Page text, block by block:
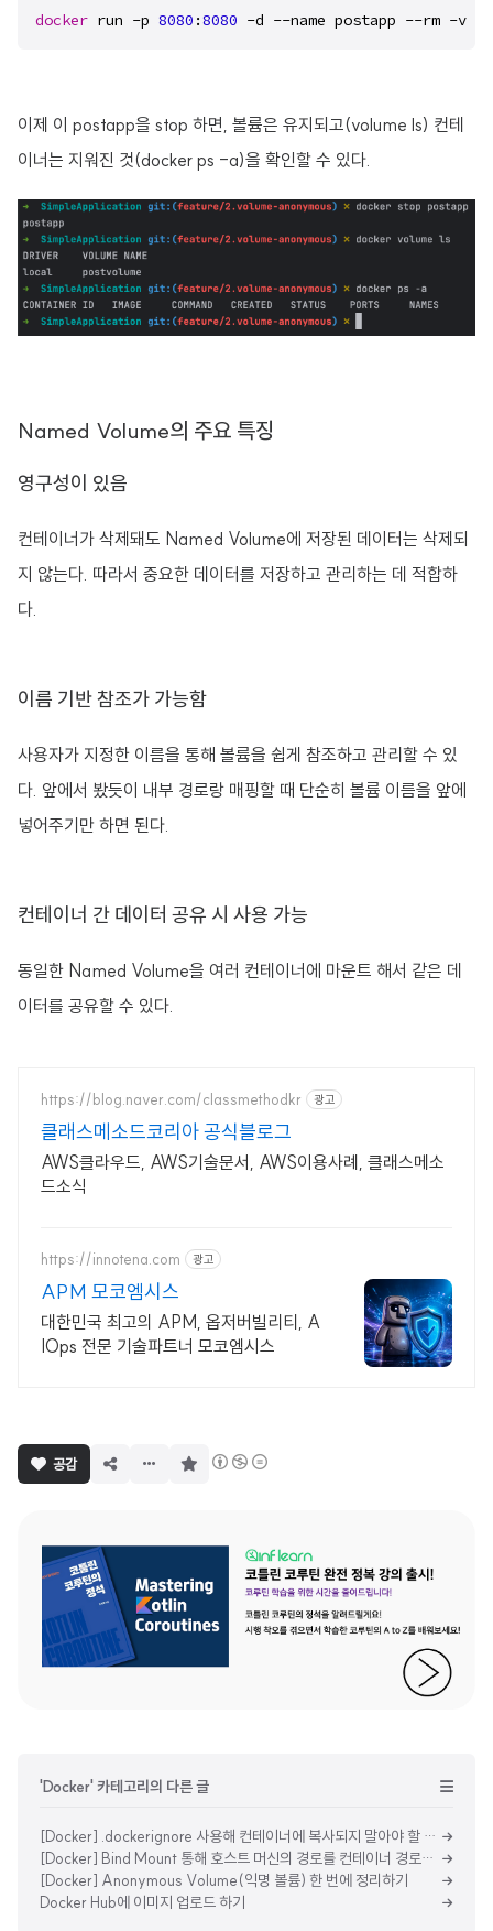
docker run -p 8080 :8080 -d --name postapp --rm -v
이제 이 postapp을 stop 하면, 볼륨은 유지되고(volume ls) 컨테
이너는 지워진 것(docker ps -a)을 확인할 수 있다.
Named Volume의 주요 특징
영구성이 있음
컨테이너가 삭제돼도 Named Volume에 저장된 데이터는 삭제되
지 않는다. 따라서 중요한 데이터를 저장하고 관리하는 데 적합하
다.
이름 기반 참조가 가능함
사용자가 지정한 이름을 통해 볼륨을 쉽게 참조하고 관리할 수 있
다. 앞에서 봤듯이 내부 경로랑 매핑할 때 단순히 볼륨 이름을 앞에
넣어주기만 하면 된다.
컨테이너 간 데이터 공유 시 사용 가능
동일한 Named Volume을 여러 컨테이너에 마운트 해서 같은 데
이터를 공유할 수 있다.
https://blog.naver.com/classmethodkr 광고
클래스메소드코리아 공식블로그
AWS클라우드, AWS기술문서, AWS이용사례, 클래스메소
드소식
https://innotena.com 광고
APM 모코엠시스
대한민국 최고의 APM, 옵저버빌리티, A
IOps 전문 기술파트너 모코엠시스
공감
'Docker' 카테고리의 다른 글
[Docker] .dockerignore 사용해 컨테이너에 복사되지 말아야 할 파일 정의하기
[Docker] Bind Mount 통해 호스트 머신의 경로를 컨테이너 경로와 연결하기
[Docker] Anonymous Volume(익명 볼륨) 한 번에 정리하기
Docker Hub에 이미지 업로드 하기